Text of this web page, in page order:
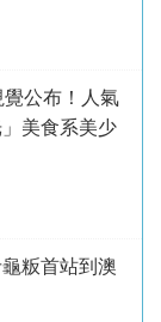
公布！人氣
美食系美少
粄首站到澳